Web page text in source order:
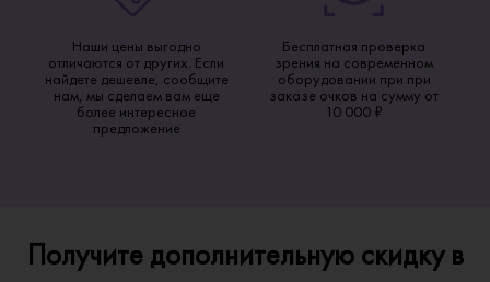
Наши цены выгодно
отличаются от других. Если
найдете дешевле, сообщите
нам, мы сделаем вам еще
более интересное
предложение
Бесплатная проверка
зрения на современном
оборудовании при при
заказе очков на сумму от
10 000 ₽
Получите дополнительную скидку в